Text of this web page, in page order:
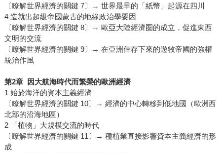
〔瞭解世界經濟的關鍵 7〕→ 世界最早的「紙幣」起源在四川
4 造就出超級帝國蒙古的地緣政治學要因
〔瞭解世界經濟的關鍵 8〕→ 歐亞大陸經濟圈的成立，促進東西
文明的交流
〔瞭解世界經濟的關鍵 9〕→ 在亞洲倖存下來的遊牧帝國的強權
統治作風
第2章 因大航海時代而繁榮的歐洲經濟
1 始於海洋的資本主義經濟
〔瞭解世界經濟的關鍵 10〕→ 經濟的中心轉移到低地國（歐洲西
北部的沿海地區）
2 「植物」大規模交流的時代
〔瞭解世界經濟的關鍵 11〕→ 種植業直接影響資本主義經濟的形
成